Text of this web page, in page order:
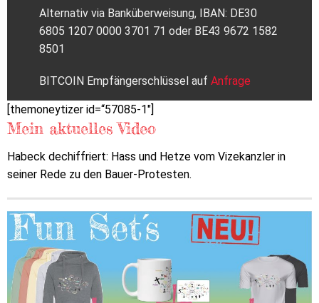
Alternativ via Banküberweisung, IBAN: DE30
6805 1207 0000 3701 71 oder BE43 9672 1582
8501
BITCOIN Empfängerschlüssel auf Anfrage
[themoneytizer id=“57085-1″]
Mein aktuelles Video
Habeck dechiffriert: Hass und Hetze vom Vizekanzler in
seiner Rede zu den Bauer-Protesten.